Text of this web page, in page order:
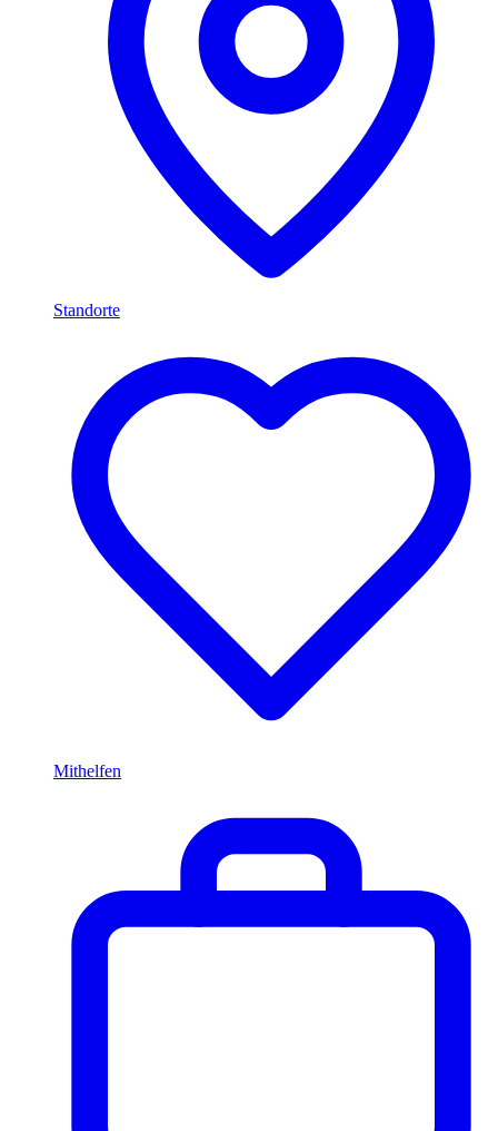
Standorte
Mithelfen